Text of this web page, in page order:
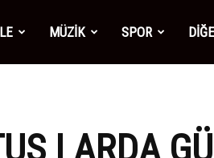
MÜZİK SPOR
| ARDA